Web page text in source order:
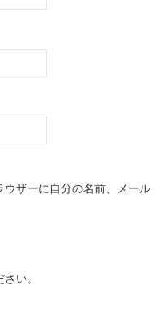
ザーに自分の名前、メール
い。